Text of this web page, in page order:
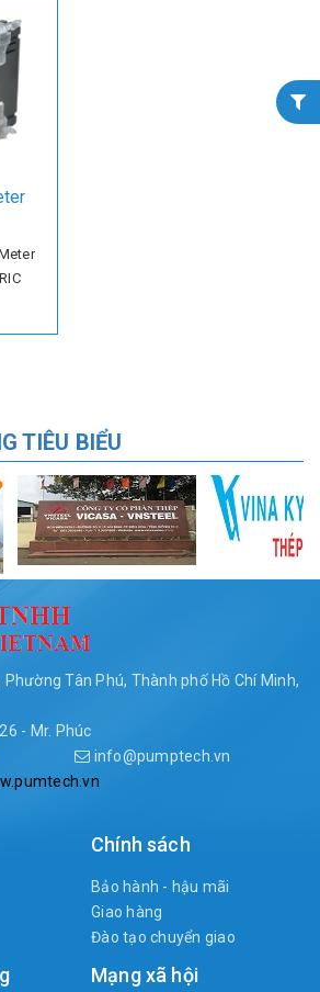
TIÊU BIỂU
Tân Phú, Thành phố Hồ Chí Minh,
- Mr. Phúc
info@pumptech.vn
Chính sách
Bảo hành - hậu mãi
Giao hàng
Đào tạo chuyển giao
Mạng xã hội